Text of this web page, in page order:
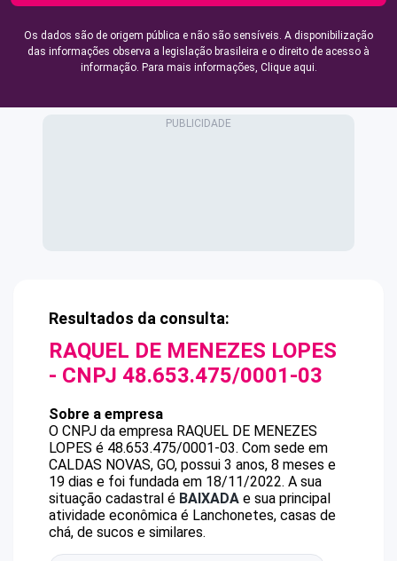
Os dados são de origem pública e não são sensíveis. A disponibilização
das informações observa a legislação brasileira e o direito de acesso à
informação. Para mais informações, Clique aqui.
Resultados da consulta:
RAQUEL DE MENEZES LOPES
- CNPJ 48.653.475/0001-03
Sobre a empresa
O CNPJ da empresa RAQUEL DE MENEZES
LOPES é 48.653.475/0001-03. Com sede em
CALDAS NOVAS, GO, possui 3 anos, 8 meses e
19 dias e foi fundada em 18/11/2022. A sua
situação cadastral é BAIXADA e sua principal
atividade econômica é Lanchonetes, casas de
chá, de sucos e similares.